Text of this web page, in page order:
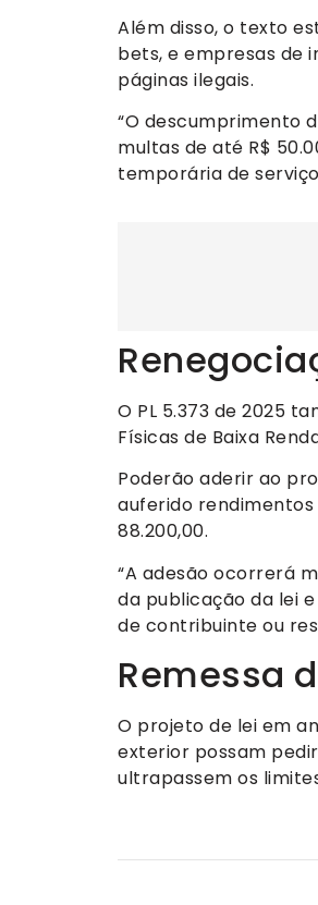
Além disso, o texto
bets, e empresas de
páginas ilegais.
“O descumprimento
multas de até R$
temporária de
O PL 5.373 de 2025
Físicas de Baixa
Poderão aderir ao
auferido rendimentos
88.200,00.
“A adesão ocorrerá
da publicação da lei
de contribuinte ou
Remessa
O projeto de lei em
exterior possam
ultrapassem os